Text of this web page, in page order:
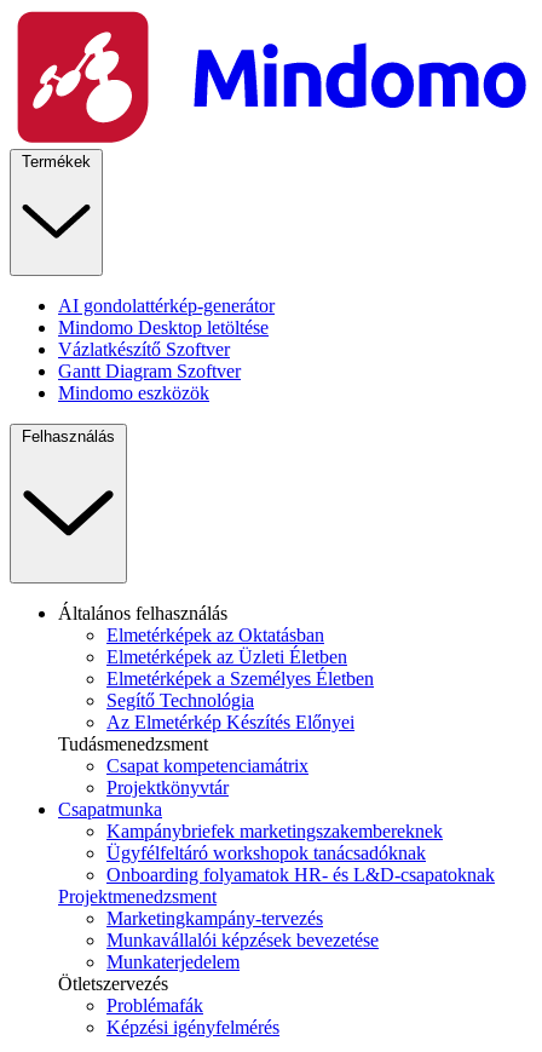
Termékek
AI gondolattérkép-generátor
Mindomo Desktop letöltése
Vázlatkészítő Szoftver
Gantt Diagram Szoftver
Mindomo eszközök
Felhasználás
Általános felhasználás
Elmetérképek az Oktatásban
Elmetérképek az Üzleti Életben
Elmetérképek a Személyes Életben
Segítő Technológia
Az Elmetérkép Készítés Előnyei
Tudásmenedzsment
Csapat kompetenciamátrix
Projektkönyvtár
Csapatmunka
Kampánybriefek marketingszakembereknek
Ügyfélfeltáró workshopok tanácsadóknak
Onboarding folyamatok HR- és L&D-csapatoknak
Projektmenedzsment
Marketingkampány-tervezés
Munkavállalói képzések bevezetése
Munkaterjedelem
Ötletszervezés
Problémafák
Képzési igényfelmérés